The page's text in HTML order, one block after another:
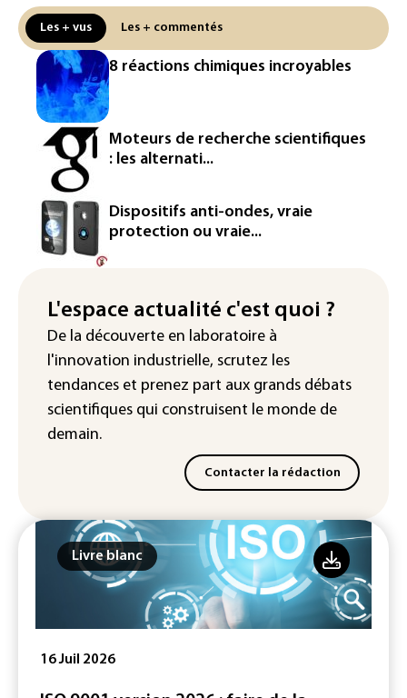
Le magazine VSD racheté par
l'entrepreneur Vianney d'Alançon
La production française de maïs
attendue au plus bas depuis 1980
"Retour en force" progressif de la
chaleur dans les prochains jours en
France
L'Arabie saoudite, le Pakistan et la
Turquie ont signé un accord de défense
nouveaux sites de paris en ligne non
autorisés
Les + vus Les + commentés
8 réactions chimiques incroyables
Moteurs de recherche scientifiques
: les alternati...
Dispositifs anti-ondes, vraie
protection ou vraie...
L'espace actualité c'est quoi ?
De la découverte en laboratoire à
l'innovation industrielle, scrutez les
tendances et prenez part aux grands débats
scientifiques qui construisent le monde de
demain.
Contacter la rédaction
Livre blanc
16 Juil 2026